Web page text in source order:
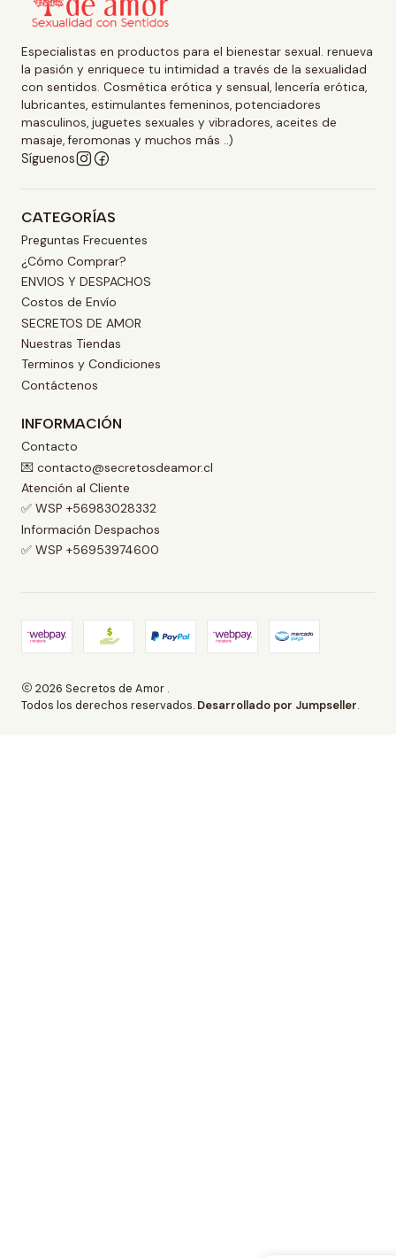
Especialistas en productos para el bienestar sexual. renueva
la pasión y enriquece tu intimidad a través de la sexualidad
con sentidos. Cosmética erótica y sensual, lencería erótica,
lubricantes, estimulantes femeninos, potenciadores
masculinos, juguetes sexuales y vibradores, aceites de
masaje, feromonas y muchos más ..)
Síguenos
CATEGORÍAS
Preguntas Frecuentes
¿Cómo Comprar?
ENVIOS Y DESPACHOS
Costos de Envío
SECRETOS DE AMOR
Nuestras Tiendas
Terminos y Condiciones
Contáctenos
INFORMACIÓN
Contacto
💌 contacto@secretosdeamor.cl
Atención al Cliente
✅ WSP +56983028332
Información Despachos
✅ WSP +56953974600
2026 Secretos de Amor .
Todos los derechos reservados. Desarrollado por Jumpseller.